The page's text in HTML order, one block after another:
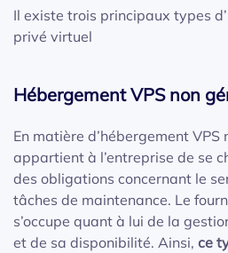
Il existe trois principaux types
privé virtuel
Hébergement VPS non
En matière d’hébergement
appartient à l’entreprise de se
des obligations concernant le
tâches de maintenance. Le
s’occupe quant à lui de la
et de sa disponibilité. Ainsi, ce